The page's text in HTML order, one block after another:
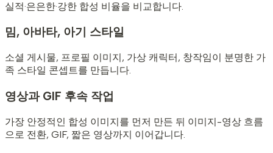
실적·은은한·강한 합성 비율을 비교합니다.
밈, 아바타, 아기 스타일
소셜 게시물, 프로필 이미지, 가상 캐릭터, 창작임이 분명한 가
족 스타일 콘셉트를 만듭니다.
영상과 GIF 후속 작업
가장 안정적인 합성 이미지를 먼저 만든 뒤 이미지-영상 흐름
으로 전환, GIF, 짧은 영상까지 이어갑니다.